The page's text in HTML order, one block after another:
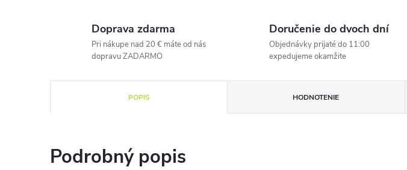
Doprava zdarma
Pri nákupe nad 20 € máte od nás
dopravu ZADARMO
Doručenie do dvoch dní
Objednávky prijaté do 11:00
expedujeme okamžite
POPIS HODNOTENIE
Podrobný popis